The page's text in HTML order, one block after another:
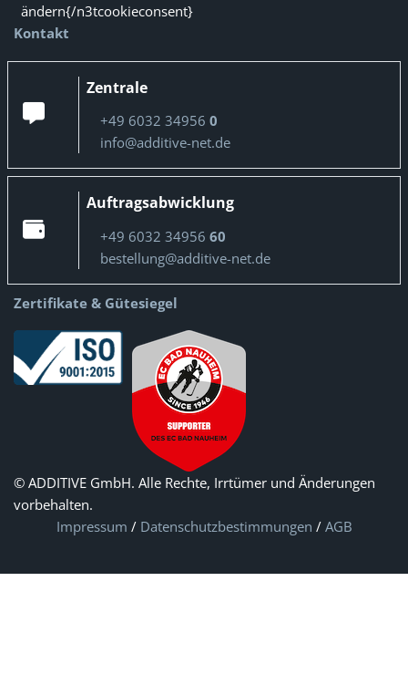
ändern{/n3tcookieconsent}
Kontakt
Zentrale
+49 6032 34956 0
info@additive-net.de
Auftragsabwicklung
+49 6032 34956 60
bestellung@additive-net.de
Zertifikate & Gütesiegel
© ADDITIVE GmbH. Alle Rechte, Irrtümer und Änderungen
vorbehalten.
Impressum / Datenschutzbestimmungen / AGB